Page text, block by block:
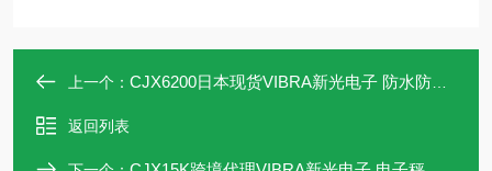
上一个： CJX6200日本现货VIBRA新光电子 防水防尘天平
返回列表